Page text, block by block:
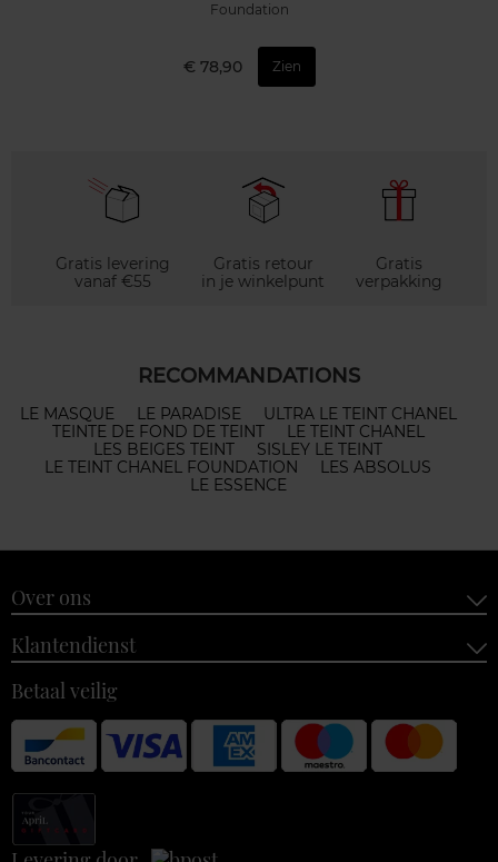
Foundation
€ 78,90 Zien
Gratis levering
vanaf €55
Gratis retour
in je winkelpunt
Gratis
verpakking
RECOMMANDATIONS
LE MASQUE LE PARADISE
ULTRA LE TEINT CHANEL
TEINTE DE FOND DE TEINT
LE TEINT CHANEL
LES BEIGES TEINT
SISLEY LE TEINT
LE TEINT CHANEL FOUNDATION
LES ABSOLUS
LE ESSENCE
Over ons
Klantendienst
Betaal veilig